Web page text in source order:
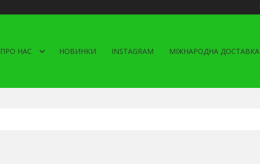
ПРО НАС НОВИНКИ INSTAGRAM МІЖНАРОДНА ДОСТАВКА